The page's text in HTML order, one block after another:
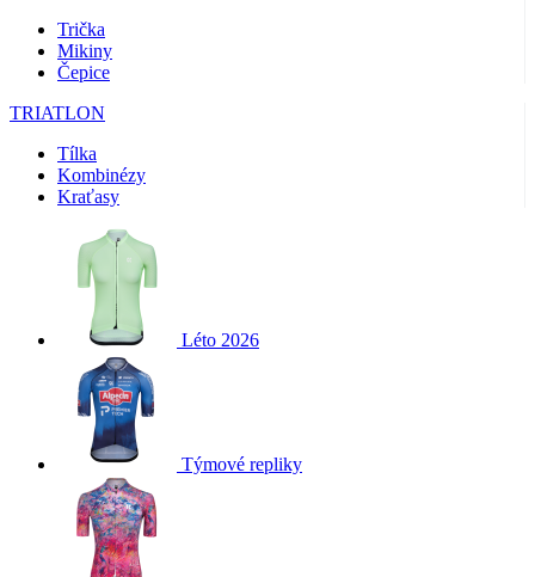
Trička
Mikiny
Čepice
TRIATLON
Tílka
Kombinézy
Kraťasy
Léto 2026
Týmové repliky